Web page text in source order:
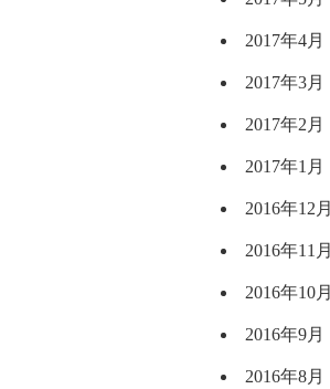
2017年4月
2017年3月
2017年2月
2017年1月
2016年12月
2016年11月
2016年10月
2016年9月
2016年8月